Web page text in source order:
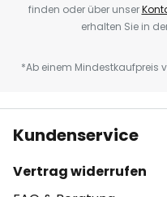
finden oder über unser
erhalten Sie in
*Ab einem Mindestkaufpreis
Kundenservice
Vertrag widerrufen